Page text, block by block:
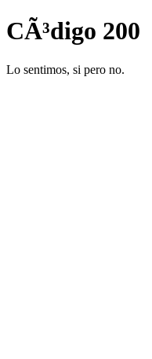
CÃ³digo 200
Lo sentimos, si pero no.